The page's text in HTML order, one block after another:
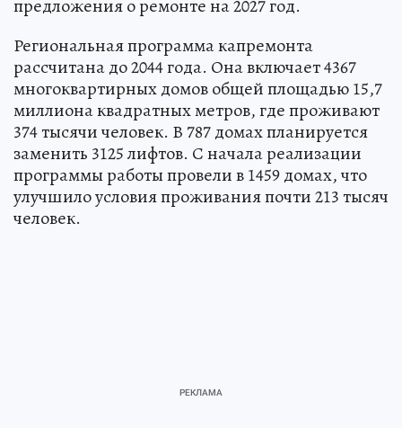
предложения о ремонте на 2027 год.
Региональная программа капремонта
рассчитана до 2044 года. Она включает 4367
многоквартирных домов общей площадью 15,7
миллиона квадратных метров, где проживают
374 тысячи человек. В 787 домах планируется
заменить 3125 лифтов. С начала реализации
программы работы провели в 1459 домах, что
улучшило условия проживания почти 213 тысяч
человек.